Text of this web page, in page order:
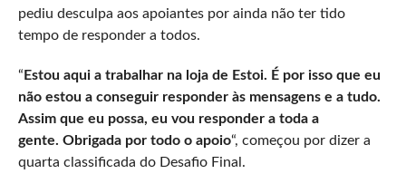
pediu desculpa aos apoiantes por ainda não ter tido
tempo de responder a todos.
“ Estou aqui a trabalhar na loja de Estoi. É por isso que eu
não estou a conseguir responder às mensagens e a tudo.
Assim que eu possa, eu vou responder a toda a
gente. Obrigada por todo o apoio“, começou por dizer a
quarta classificada do Desafio Final.